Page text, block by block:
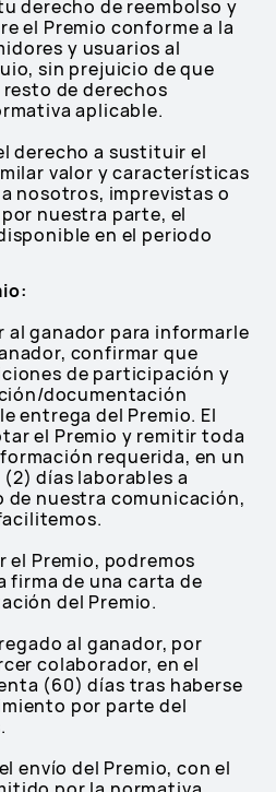
derecho de reembolso y
el Premio conforme a la
y usuarios al
sin prejuicio de que
de derechos
aplicable.
derecho a sustituir el
valor y características
nosotros, imprevistas o
nuestra parte, el
en el periodo
al ganador para informarle
confirmar que
de participación y
documentación
entrega del Premio. El
el Premio y remitir toda
requerida, en un
días laborables a
de nuestra comunicación,
el Premio, podremos
firma de una carta de
del Premio.
al ganador, por
colaborador, en el
(60) días tras haberse
por parte del
envío del Premio, con el